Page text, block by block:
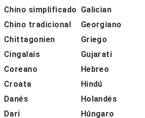
Chino simplificado
Chino tradicional
Chittagonien
Cingalais
Coreano
Croata
Danés
Dari
Galician
Georgiano
Griego
Gujarati
Hebreo
Hindú
Holandés
Húngaro